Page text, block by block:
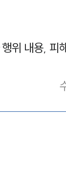
위 내용, 피